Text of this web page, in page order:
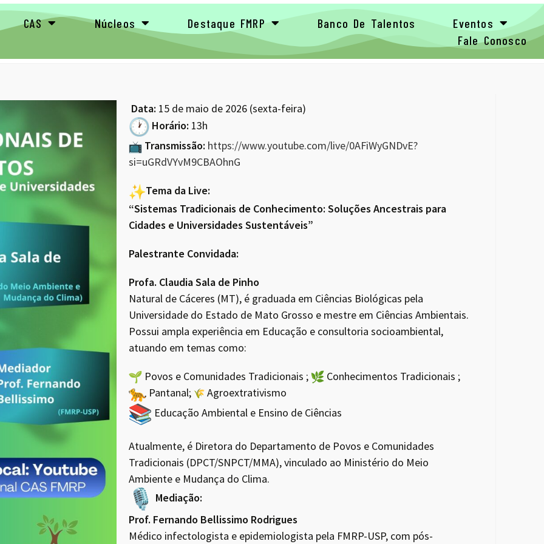
CAS Núcleos Destaque FMRP Banco De Talentos
Eventos
Fale Conosco
Data: 15 de maio de 2026 (sexta-feira)
Horário: 13h
Transmissão: https://www.youtube.com/live/0AFiWyGNDvE?
si=uGRdVYvM9CBAOhnG
Tema da Live:
“Sistemas Tradicionais de Conhecimento: Soluções Ancestrais para
Cidades e Universidades Sustentáveis”
Palestrante Convidada:
Profa. Claudia Sala de Pinho
Natural de Cáceres (MT), é graduada em Ciências Biológicas pela
Universidade do Estado de Mato Grosso e mestre em Ciências Ambientais.
Possui ampla experiência em Educação e consultoria socioambiental,
atuando em temas como:
Povos e Comunidades Tradicionais ;
Conhecimentos Tradicionais ;
Pantanal;
Agroextrativismo
Educação Ambiental e Ensino de Ciências
Atualmente, é Diretora do Departamento de Povos e Comunidades
Tradicionais (DPCT/SNPCT/MMA), vinculado ao Ministério do Meio
Ambiente e Mudança do Clima.
Mediação:
Prof. Fernando Bellissimo Rodrigues
Médico infectologista e epidemiologista pela FMRP-USP, com pós-